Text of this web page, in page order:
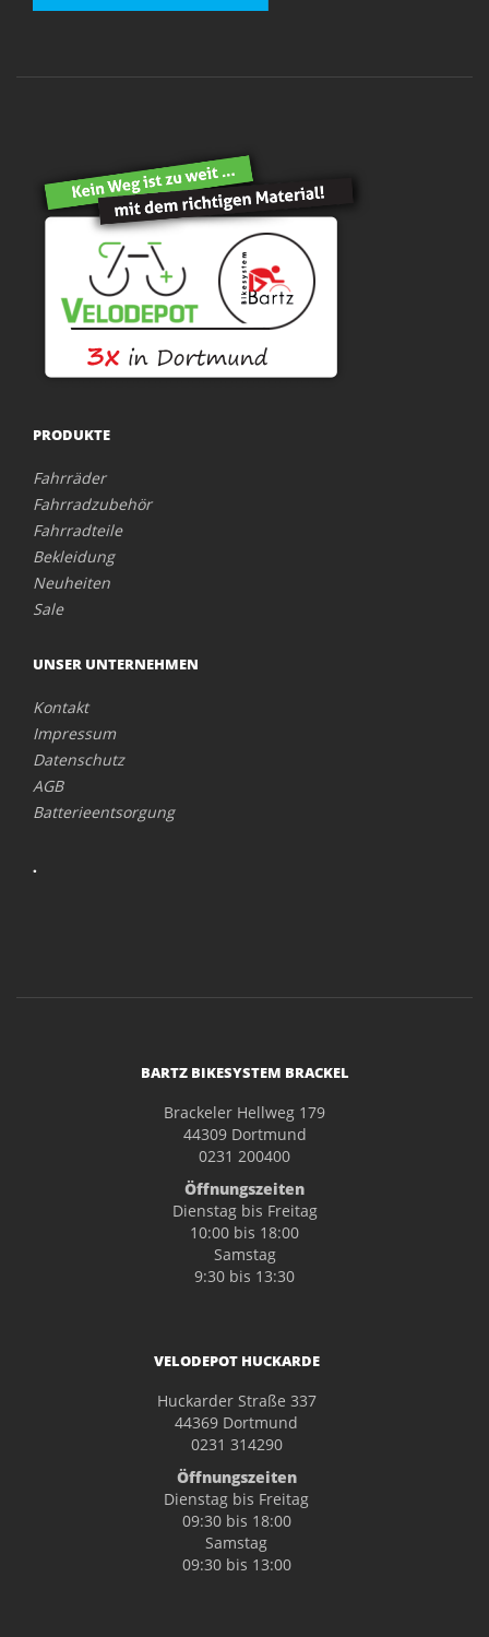
PRODUKTE
Fahrräder
Fahrradzubehör
Fahrradteile
Bekleidung
Neuheiten
Sale
UNSER UNTERNEHMEN
Kontakt
Impressum
Datenschutz
AGB
Batterieentsorgung
.
BARTZ BIKESYSTEM BRACKEL
Brackeler Hellweg 179
44309 Dortmund
0231 200400
Öffnungszeiten
Dienstag bis Freitag
10:00 bis 18:00
Samstag
9:30 bis 13:30
VELODEPOT HUCKARDE
Huckarder Straße 337
44369 Dortmund
0231 314290
Öffnungszeiten
Dienstag bis Freitag
09:30 bis 18:00
Samstag
09:30 bis 13:00